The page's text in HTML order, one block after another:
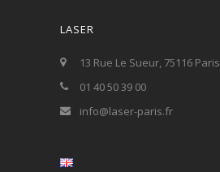
LASER
13 Rue Le Sueur, 75116 Paris
01 40 50 39 00
info@laser-paris.fr